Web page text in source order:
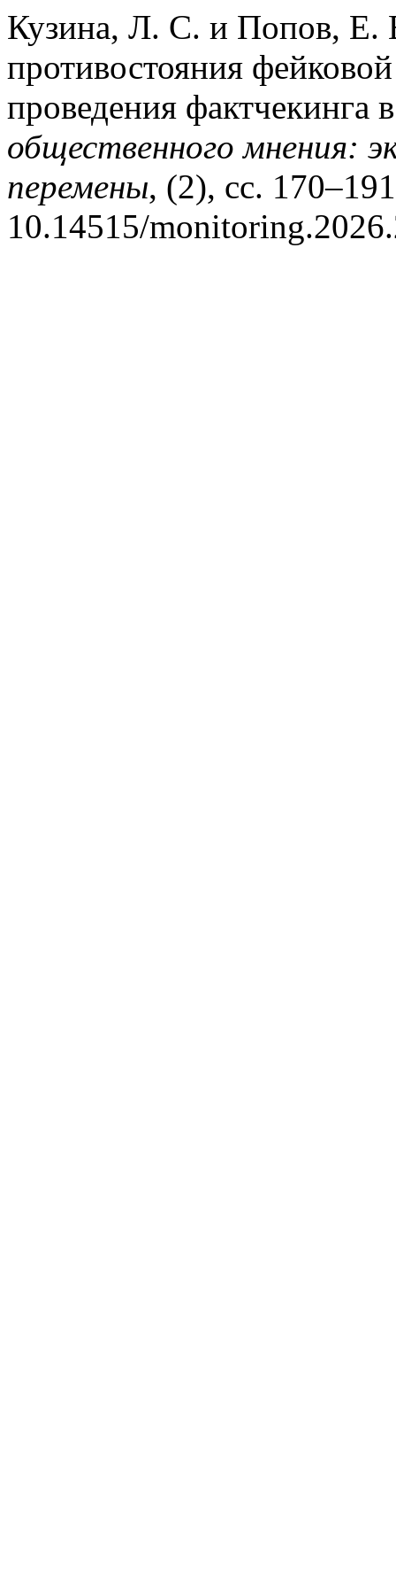
Кузина, Л. С. и Попов, Е.
противостояния
проведения фактчекинга
общественного мнения:
перемены, (2), сс.
10.14515/